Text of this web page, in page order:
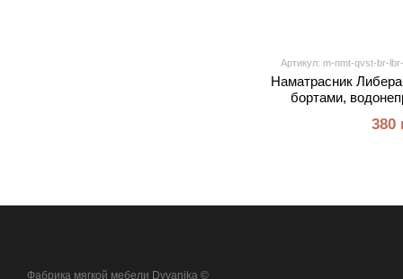
Артикул: m-nmt-qvst-br-
Наматрасник
бортами,
380
Фабрика мягкой мебели Dyvanika ©